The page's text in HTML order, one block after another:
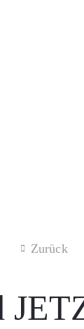
Zurück